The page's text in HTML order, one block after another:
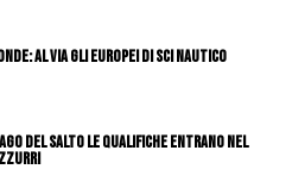
al via gli Europei di Sci Nautico
del Salto le qualifiche entrano nel